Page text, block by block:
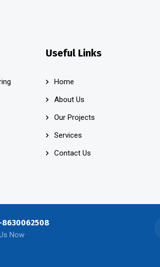
Useful Links
Home
About Us
Our Projects
Services
Contact Us
8630062508
Now